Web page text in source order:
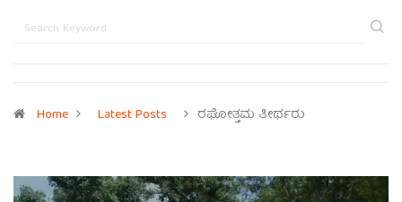
Home Latest Posts ರಘೋತ್ತಮ ತೀರ್ಥರು